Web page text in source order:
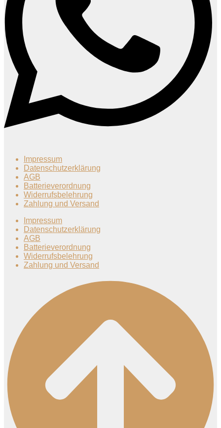
Impressum
Datenschutzerklärung
AGB
Batterieverordnung
Widerrufsbelehrung
Zahlung und Versand
Impressum
Datenschutzerklärung
AGB
Batterieverordnung
Widerrufsbelehrung
Zahlung und Versand